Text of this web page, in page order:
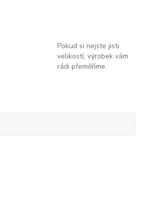
Pokud si nejste jisti
velikostí, výrobek vám
rádi přeměříme.